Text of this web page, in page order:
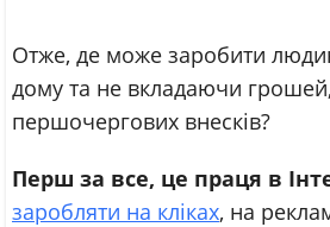
Отже, де може заробити
дому та не вкладаючи
першочергових внесків?
Перш за все, це праця в
заробляти на кліках, на